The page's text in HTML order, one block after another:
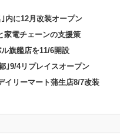
内に12月改装オープン
家電チェーンの支援策
旗艦店を11/6開設
｣9/4リプレイスオープン
イリーマート蒲生店8/7改装